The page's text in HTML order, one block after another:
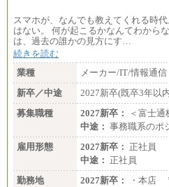
スマホが、なんでも教えてくれる時
はない。 何が起こるかなんてわから
は、過去の誰かの見方にす…
続きを読む
業種
メーカー/IT/情報通信
新卒／中途
2027新卒(既卒3年以
募集職種
2027新卒：
＜富士
中途： 事務職系のポ
雇用形態
2027新卒： 正社員
中途： 正社員
勤務地
2027新卒：
・本店